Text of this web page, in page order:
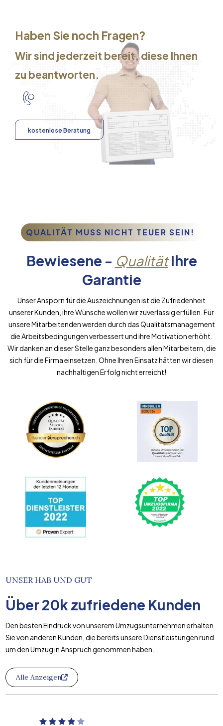
Haben Sie noch Fragen?
Wir sind jederzeit bereit, diese Ihnen
zu beantworten.
kostenlose Beratung
QUALITÄT MUSS NICHT TEUER SEIN!
Bewiesene - QualitätIhre
Garantie
Unser Ansporn für die Auszeichnungen ist die Zufriedenheit
unserer Kunden, ihre Wünsche wollen wir zuverlässig erfüllen. Für
unsere Mitarbeitenden werden durch das Qualitätsmanagement
die Arbeitsbedingungen verbessert und ihre Motivation erhöht.
Wir danken an dieser Stelle ganz besonders allen Mitarbeitern, die
sich für die Firma einsetzen. Ohne Ihren Einsatz hätten wir diesen
nachhaltigen Erfolg nicht erreicht!
UNSER HAB UND GUT
Über20k zufriedene Kunden
Den besten Eindruck von unserem Umzugsunternehmen erhalten
Sie von anderen Kunden, die bereits unsere Dienstleistungen rund
um den Umzug in Anspruch genommen haben.
Alle Anzeigen